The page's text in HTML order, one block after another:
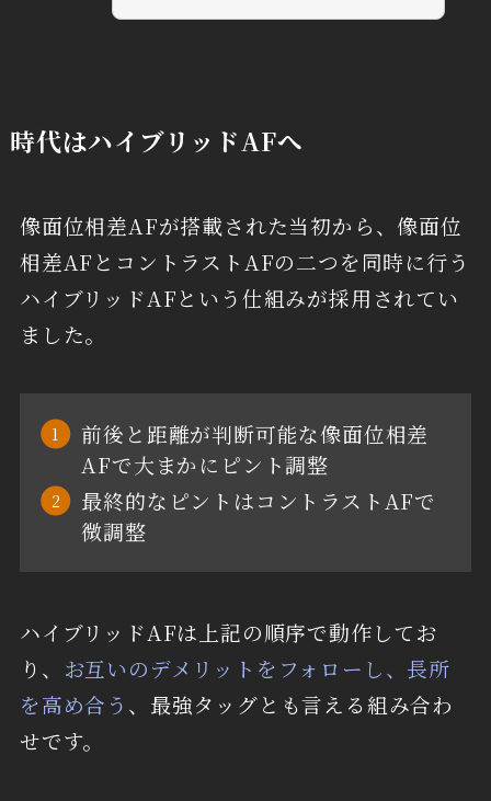
時代はハイブリッドAFへ
像面位相差AFが搭載された当初から、像面位
相差AFとコントラストAFの二つを同時に行う
ハイブリッドAFという仕組みが採用されてい
ました。
前後と距離が判断可能な像面位相差
AFで大まかにピント調整
最終的なピントはコントラストAFで
微調整
ハイブリッドAFは上記の順序で動作してお
り、 お互いのデメリットをフォローし、長所
を高め合う 、最強タッグとも言える組み合わ
せです。